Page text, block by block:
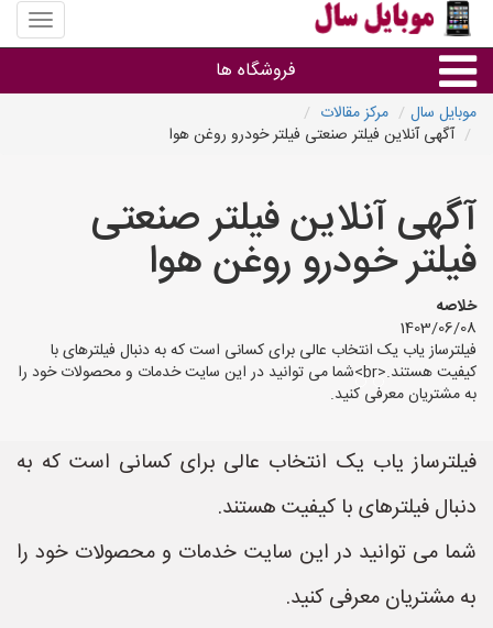
منوی
سایت
سال
فروشگاه ها
موبایل و تبلت
سایر گروه ها
فروشگاه های موبایل
موبایل سال
مرکز مقالات
آگهی آنلاین فیلتر صنعتی فیلتر خودرو روغن هوا
آگهی آنلاین فیلتر صنعتی
فیلتر خودرو روغن هوا
خلاصه
1403/06/08
فیلترساز یاب یک انتخاب عالی برای کسانی است که به دنبال فیلترهای با
کیفیت هستند.<br>شما می توانید در این سایت خدمات و محصولات خود را
به مشتریان معرفی کنید.
فیلترساز یاب یک انتخاب عالی برای کسانی است که به
دنبال فیلترهای با کیفیت هستند.
شما می توانید در این سایت خدمات و محصولات خود را
به مشتریان معرفی کنید.